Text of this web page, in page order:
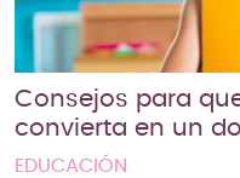
Consejos para
convierta en un
EDUCACIÓN